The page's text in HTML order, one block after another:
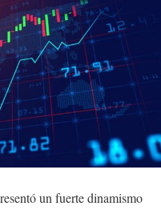
un fuerte dinamismo